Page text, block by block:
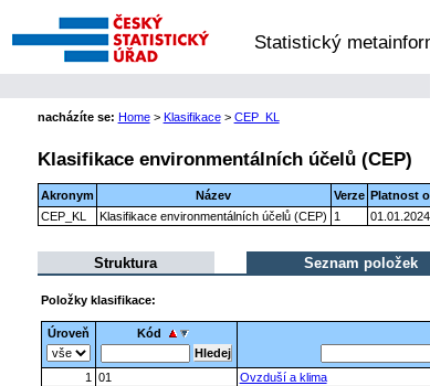
Statistický
nacházíte se: Home> Klasifikace> CEP_KL
Klasifikace environmentálních účelů (CEP)
Akronym Název Verze Platnost
CEP_KL
Klasifikace environmentálních účelů (CEP) 1 01.01.2024
Struktura Seznam položek
Položky klasifikace:
Úroveň Kód
1 01
Ovzduší a klima